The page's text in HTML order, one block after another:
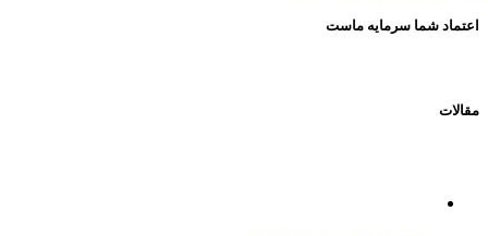
اعتماد شما سرمایه ماست
مقالات